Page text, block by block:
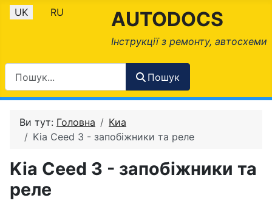
Оберіть свою мову
UK RU AUTODOCS
Інструкції з ремонту, автосхеми
Пошук
Ви тут: Головна
Киа
Kia Ceed 3 - запобіжники та реле
Kia Ceed 3 - запобіжники та
реле